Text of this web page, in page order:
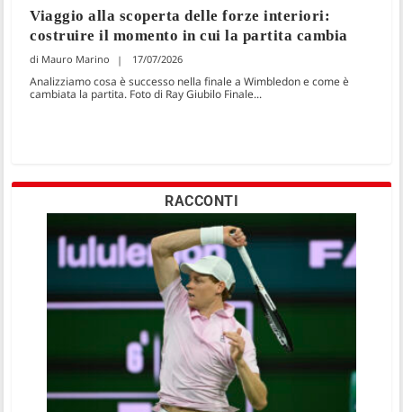
Viaggio alla scoperta delle forze interiori:
costruire il momento in cui la partita cambia
Mauro Marino 17/07/2026
Analizziamo cosa è successo nella finale a Wimbledon e come è
cambiata la partita. Foto di Ray Giubilo Finale...
RACCONTI